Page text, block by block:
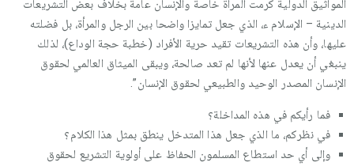
المواثيق الدولية كرمت المرأة خاصة والإنسان عامة بخلاف بعض التشريعات
الدينية – الإسلام ء، الذي جعل تمايزا واضحا بين الرجل والمرأة، بل فضلته
عليها، وأن هذه التشريعات تقيد حرية الأفراد (خطبة حجة الوداع)، لذلك
ينبغي أن يعدل عنها لأنها لم تعد صالحة، ويبقى الميثاق العالمي لحقوق
الإنسان المصدر الوحيد والطبيعي لحقوق الإنسان”.
فما رأيكم في هذه المداخلة؟
في نظركم، ما الذي جعل هذا المتدخل ينطق بمثل هذا الكلام؟
وإلى أي حد استطاع المسلمون الحفاظ على أولوية التشريع لحقوق